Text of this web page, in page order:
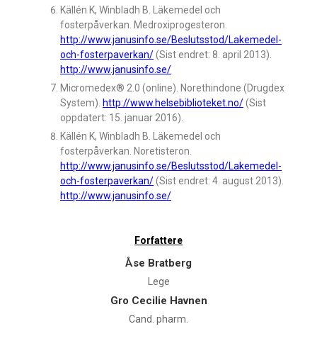
Källén K, Winbladh B. Läkemedel och
fosterpåverkan. Medroxiprogesteron.
http://www.janusinfo.se/Beslutsstod/Lakemedel-
och-fosterpaverkan/(Sist endret: 8. april 2013).
http://www.janusinfo.se/
Micromedex® 2.0 (online). Norethindone (Drugdex
System). http://www.helsebiblioteket.no/(Sist
oppdatert: 15. januar 2016).
Källén K, Winbladh B. Läkemedel och
fosterpåverkan. Noretisteron.
http://www.janusinfo.se/Beslutsstod/Lakemedel-
och-fosterpaverkan/(Sist endret: 4. august 2013).
http://www.janusinfo.se/
Forfattere
Åse Bratberg
Lege
Gro Cecilie Havnen
Cand. pharm.